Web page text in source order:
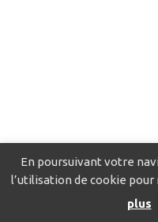
Catalogue pour localiser
Politique de
En poursuivant votre
l’utilisation de cookie
plus